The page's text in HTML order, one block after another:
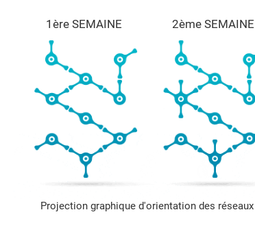
1ère SEMAINE 2ème SEMAINE
Projection graphique d'orientation des